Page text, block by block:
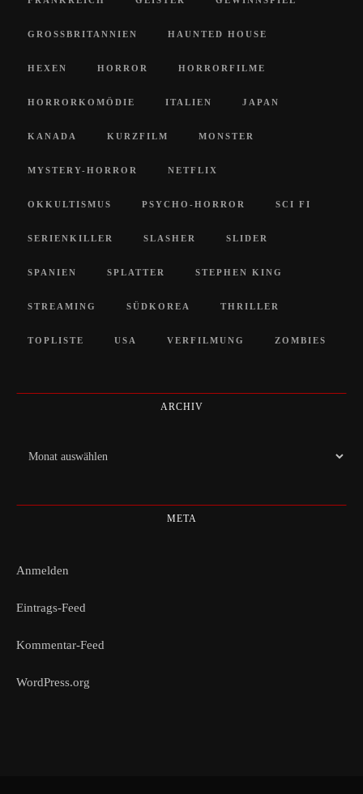
GROSSBRITANNIEN HAUNTED HOUSE
HEXEN HORROR HORRORFILME
HORRORKOMÖDIE ITALIEN JAPAN
KANADA KURZFILM MONSTER
MYSTERY-HORROR NETFLIX
OKKULTISMUS PSYCHO-HORROR SCI FI
SERIENKILLER SLASHER SLIDER
SPANIEN SPLATTER STEPHEN KING
STREAMING SÜDKOREA THRILLER
TOPLISTE USA VERFILMUNG ZOMBIES
ARCHIV
Archiv
META
Anmelden
Eintrags-Feed
Kommentar-Feed
WordPress.org